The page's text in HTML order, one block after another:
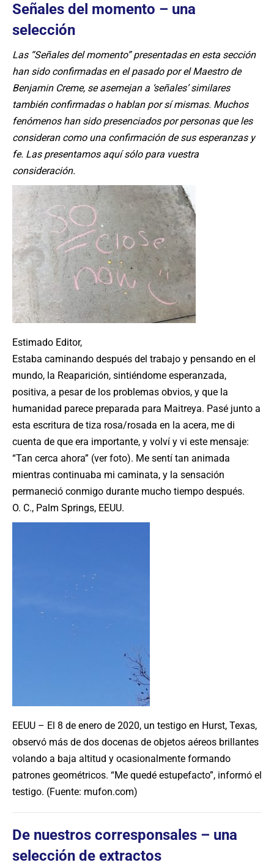
Señales del momento – una
selección
Las “Señales del momento” presentadas en esta sección
han sido confirmadas en el pasado por el Maestro de
Benjamin Creme, se asemejan a ‘señales’ similares
también confirmadas o hablan por sí mismas. Muchos
fenómenos han sido presenciados por personas que les
consideran como una confirmación de sus esperanzas y
fe. Las presentamos aquí sólo para vuestra
consideración.
Estimado Editor,
Estaba caminando después del trabajo y pensando en el
mundo, la Reaparición, sintiéndome esperanzada,
positiva, a pesar de los problemas obvios, y que la
humanidad parece preparada para Maitreya. Pasé junto a
esta escritura de tiza rosa/rosada en la acera, me di
cuenta de que era importante, y volví y vi este mensaje:
“Tan cerca ahora” (ver foto). Me sentí tan animada
mientras continuaba mi caminata, y la sensación
permaneció conmigo durante mucho tiempo después.
O. C., Palm Springs, EEUU.
EEUU – El 8 de enero de 2020, un testigo en Hurst, Texas,
observó más de dos docenas de objetos aéreos brillantes
volando a baja altitud y ocasionalmente formando
patrones geométricos. “Me quedé estupefacto”, informó el
testigo. (Fuente: mufon.com)
De nuestros corresponsales – una
selección de extractos